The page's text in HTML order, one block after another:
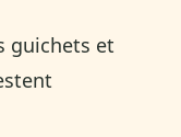
guichets et